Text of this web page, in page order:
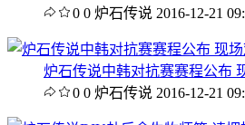
0 0 炉石传说 2016-12-21
炉石传说中韩对抗赛赛程公布
0 0 炉石传说 2016-12-21